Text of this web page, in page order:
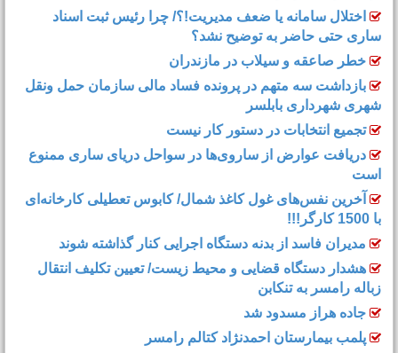
اختلال سامانه یا ضعف مدیریت!؟/ چرا رئیس ثبت اسناد
ساری حتی حاضر به توضیح نشد؟
خطر صاعقه و سیلاب در مازندران
بازداشت سه متهم در پرونده فساد مالی سازمان حمل‌ ونقل
شهری شهرداری بابلسر
تجمیع انتخابات در دستور کار نیست
دریافت عوارض از ساروی‌ها در سواحل دریای ساری ممنوع
است
آخرین نفس‌های غول کاغذ شمال‌/ ‌کابوس تعطیلی کارخانه‌ای
مدیران فاسد از بدنه دستگاه اجرایی کنار گذاشته شوند
هشدار دستگاه قضایی و محیط زیست/ تعیین تکلیف انتقال
زباله رامسر به تنکابن
جاده هراز مسدود شد
پلمب بیمارستان احمدنژاد کتالم رامسر